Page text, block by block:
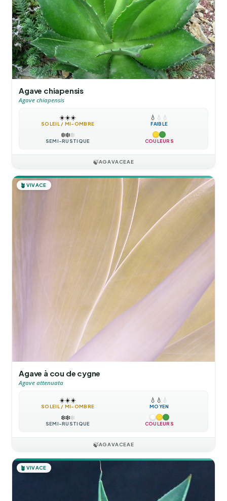
Agave chiapensis
Agave chiapensis
☀️☀️☀️
SOLEIL / MI-OMBRE
💧 💧 💧
FAIBLE
❄️❄️❄️
SEMI-RUSTIQUE COULEURS
🍃AGAVACEAE
🪴 VIVACE
Agave à cou de cygne
Agave attenuata
☀️☀️☀️
SOLEIL / MI-OMBRE
💧 💧 💧
MOYEN
❄️❄️❄️
SEMI-RUSTIQUE COULEURS
🍃AGAVACEAE
🪴 VIVACE